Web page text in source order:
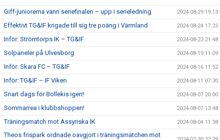
Giff-juniorerna vann seriefinalen – upp i serieledning 2024-08-29 19:13
Effektivt TG&IF krigade till sig tre poäng i Värmland 2024-08-24 17:25
Inför: Strömtorps IK – TG&IF 2024-08-23 21:48
Solpaneler på Ulvesborg 2024-08-19 11:09
Inför: Skara FC – TG&IF 2024-08-16 11:52
Inför: TG&IF – IF Viken 2024-08-11 07:30
Snart dags för Bollekis igen! 2024-08-07 20:00
Sommarrea i klubbshoppen! 2024-08-07 13:48
Träningsmatch mot Assyriska IK 2024-08-04 11:38
Theos frispark ordnade oavgjort i träningsmatchen mot